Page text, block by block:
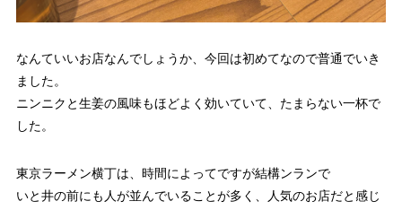
なんていいお店なんでしょうか、今回は初めてなので普通でいき
ました。
ニンニクと生姜の風味もほどよく効いていて、たまらない一杯で
した。
東京ラーメン横丁は、時間によってですが結構ンランで
いと井の前にも人が並んでいることが多く、人気のお店だと感じ